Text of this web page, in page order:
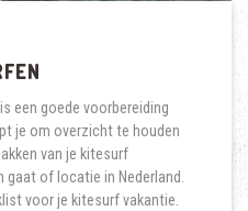
een goede voorbereiding
je om overzicht te houden
van je kitesurf
of locatie in Nederland.
voor je kitesurf vakantie.